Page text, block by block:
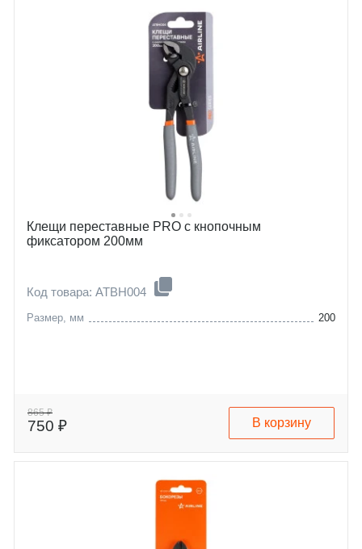
Клещи переставные PRO с кнопочным
фиксатором 200мм
Код товара: ATBH004
Размер, мм 200
865 ₽
750 ₽ В корзину